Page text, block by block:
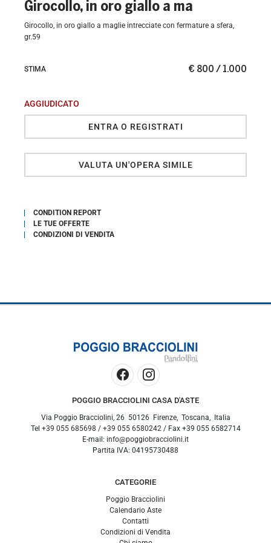
Girocollo, in oro giallo a ma
Girocollo, in oro giallo a maglie intrecciate con fermature a sfera,
gr.59
€ 800 / 1.000
STIMA
AGGIUDICATO
ENTRA O REGISTRATI
VALUTA UN'OPERA SIMILE
CONDITION REPORT
LE TUE OFFERTE
CONDIZIONI DI VENDITA
POGGIO BRACCIOLINI CASA D'ASTE
Via Poggio Bracciolini, 26 50126 Firenze, Toscana
Italia
Tel +39 055 685698 / +39 055 6580242 / Fax +39 055 6582714
E-mail: info@poggiobracciolini.it
Partita IVA: 04195730488
CATEGORIE
Poggio Bracciolini
Calendario Aste
Contatti
Condizioni di Vendita